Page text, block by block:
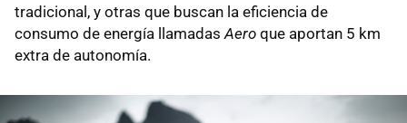
tradicional, y otras que buscan la eficiencia de
consumo de energía llamadas Aero que aportan 5 km
extra de autonomía.